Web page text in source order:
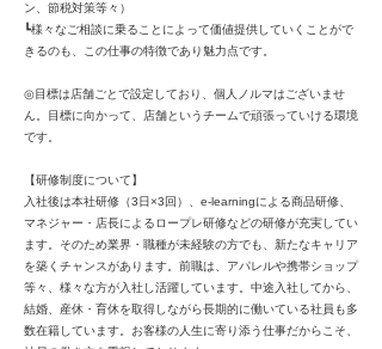
ン、節税対策等々）
┗様々なご相談に乗ることによって価値提供していくことがで
きるのも、この仕事の特徴であり魅力点です。
◎目標は店舗ごとで設定しており、個人ノルマはございませ
ん。目標に向かって、店舗というチームで頑張っていける環境
です。
【研修制度について】
入社後は本社研修（3日×3回）、e-learningによる商品研修、
マネジャー・店長によるロープレ研修などの研修が充実してい
ます。そのため業界・職種が未経験の方でも、新たなキャリア
を築くチャンスがあります。前職は、アパレルや携帯ショップ
等々、様々な方が入社し活躍しています。中途入社してから、
結婚、産休・育休を取得しながら長期的に働いている社員も多
数在籍しています。お客様の人生に寄り添う仕事だからこそ、